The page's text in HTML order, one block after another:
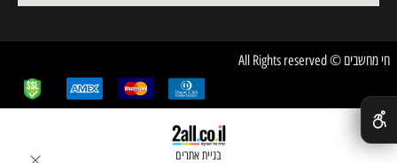
חי מחשבים © All Rights reserved
בניית אתרים